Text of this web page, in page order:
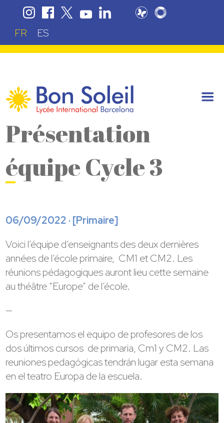
FR ES
Présentation
équipe Cycle 3
06/09/2022 · [Primaire]
Voici l’équipe d’enseignants des deux dernières
années de l’école primaire, CM1 et CM2. Les
réunions pédagogiques auront lieu cette semaine
au théâtre “Europe” de l’école.
—
Os presentamos el equipo de profesores de los
dos últimos cursos de primaria, Cm1 y CM2. Las
reuniones pedagógicas tendrán lugar esta semana
en el teatro Europa de la escuela.